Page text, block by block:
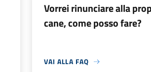
Vorrei rinunciare alla
cane, come posso fare?
VAI ALLA FAQ